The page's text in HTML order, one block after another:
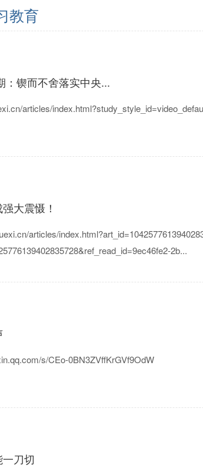
教育
：锲而不舍落实中央...
articles/
大震慑！
articles/
2b...
s/CEo-0BN3ZVffKrGVf9OdW
刀切